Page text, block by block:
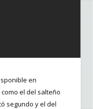
en
el del salteño
segundo y el del